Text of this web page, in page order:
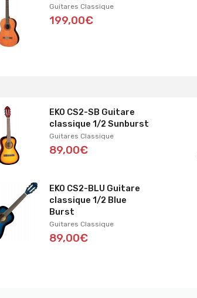
Guitares Classique
199,00€
EKO CS2-SB Guitare
classique 1/2 Sunburst
Guitares Classique
89,00€
EKO CS2-BLU Guitare
classique 1/2 Blue
Burst
Guitares Classique
89,00€